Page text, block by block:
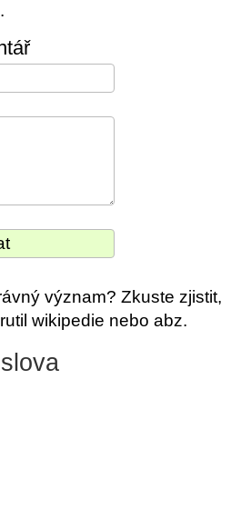
význam? Zkuste zjistit,
wikipedie nebo abz.